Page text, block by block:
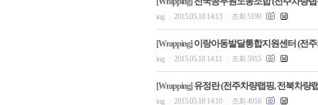
ing 2015.05.18 14:13 조회 5199
[Wrapping] 이랑아동발달통합지원센터 (전
ing 2015.05.18 14:11 조회 5915
[Wrapping] 유정란 (전주차량랩핑, 전북차량
ing 2015.05.18 14:10 조회 4916